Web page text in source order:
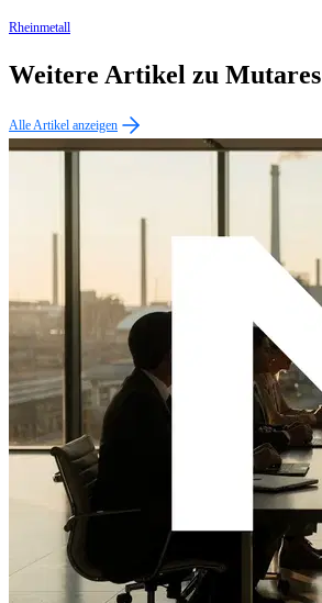
Rheinmetall
Weitere Artikel zu Mutares
Alle Artikel anzeigen